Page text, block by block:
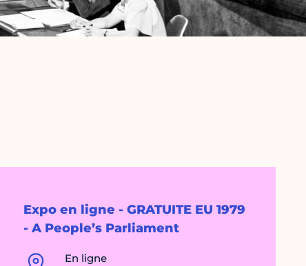
Expo en ligne - GRATUITE EU 1979
- A People’s Parliament
En ligne